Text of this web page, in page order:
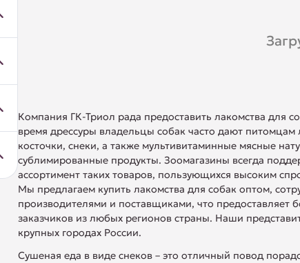
Компания ГК-Триол рада предоставить лакомства для
время дрессуры владельцы собак часто дают питомцам
косточки, снеки, а также мультивитаминные мясные
сублимированные продукты. Зоомагазины всегда
ассортимент таких товаров, пользующихся высоким
Мы предлагаем купить лакомства для собак оптом,
производителями и поставщиками, что предоставляет
заказчиков из любых регионов страны. Наши
крупных городах России.
Сушеная еда в виде снеков – это отличный повод